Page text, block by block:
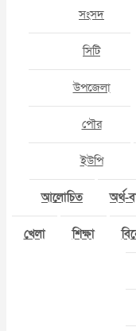
সংসদ
সিটি
উপজেলা
পৌর
ইউপি
আলোচিত অর্থ-
খেলা শিক্ষা